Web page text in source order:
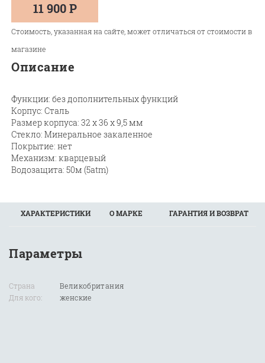
11 900 Р
Стоимость, указанная на сайте, может отличаться от стоимости в
магазине
Описание
Функции: без дополнительных функций
Корпус: Сталь
Размер корпуса: 32 х 36 х 9,5 мм
Стекло: Минеральное закаленное
Покрытие: нет
Механизм: кварцевый
Водозащита: 50м (5atm)
ХАРАКТЕРИСТИКИ О МАРКЕ ГАРАНТИЯ И ВОЗВРАТ
Параметры
Страна
Для кого:
Великобритания
женские